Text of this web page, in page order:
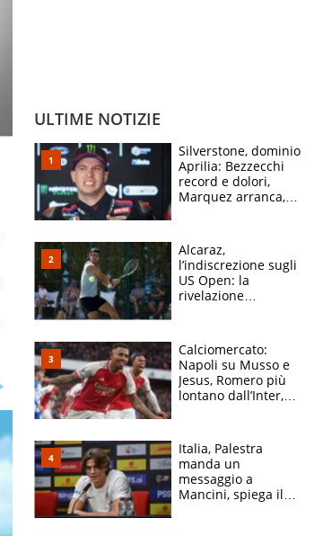
ULTIME NOTIZIE
Silverstone, dominio
Aprilia: Bezzecchi
record e dolori,
Marquez arranca,
Alcaraz,
l’indiscrezione sugli
US Open: la
rivelazione
B. Rune verso la
rinuncia
Calciomercato:
Napoli su Musso e
Jesus, Romero più
lontano dall’Inter,
tabellone
Italia, Palestra
manda un
messaggio a
Mancini, spiega il